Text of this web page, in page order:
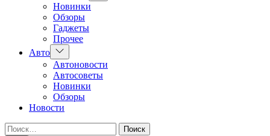
Новинки
Обзоры
Гаджеты
Прочее
Авто Показать
подменю
Автоновости
Автосоветы
Новинки
Обзоры
Новости
Найти: